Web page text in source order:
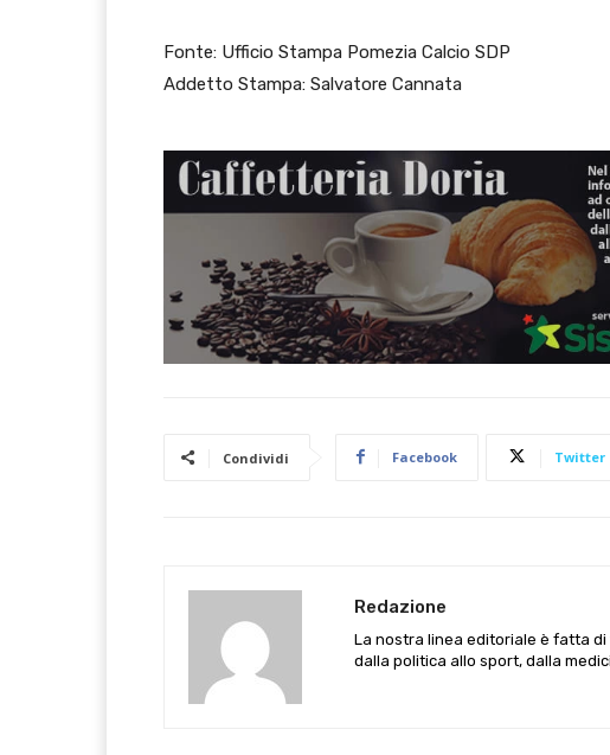
Fonte: Ufficio Stampa Pomezia Calcio SDP
Addetto Stampa: Salvatore Cannata
Condividi Facebook Twitter
Redazione
La nostra linea editoriale è fatta
dalla politica allo sport, dalla